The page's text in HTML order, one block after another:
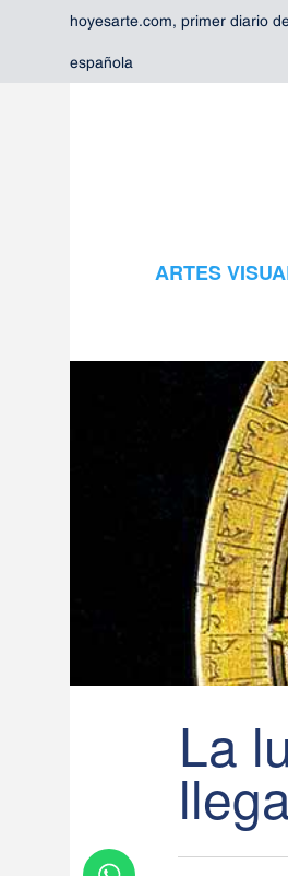
hoyesarte.com, primer diario
española
ARTES
La